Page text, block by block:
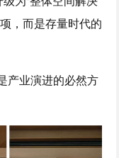
，而是存量时代的
产业演进的必然方